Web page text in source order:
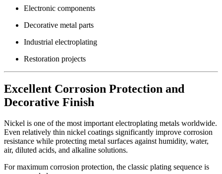
Electronic components
Decorative metal parts
Industrial electroplating
Restoration projects
Excellent Corrosion Protection and
Decorative Finish
Nickel is one of the most important electroplating metals worldwide.
Even relatively thin nickel coatings significantly improve corrosion
resistance while protecting metal surfaces against humidity, water,
air, diluted acids, and alkaline solutions.
For maximum corrosion protection, the classic plating sequence is